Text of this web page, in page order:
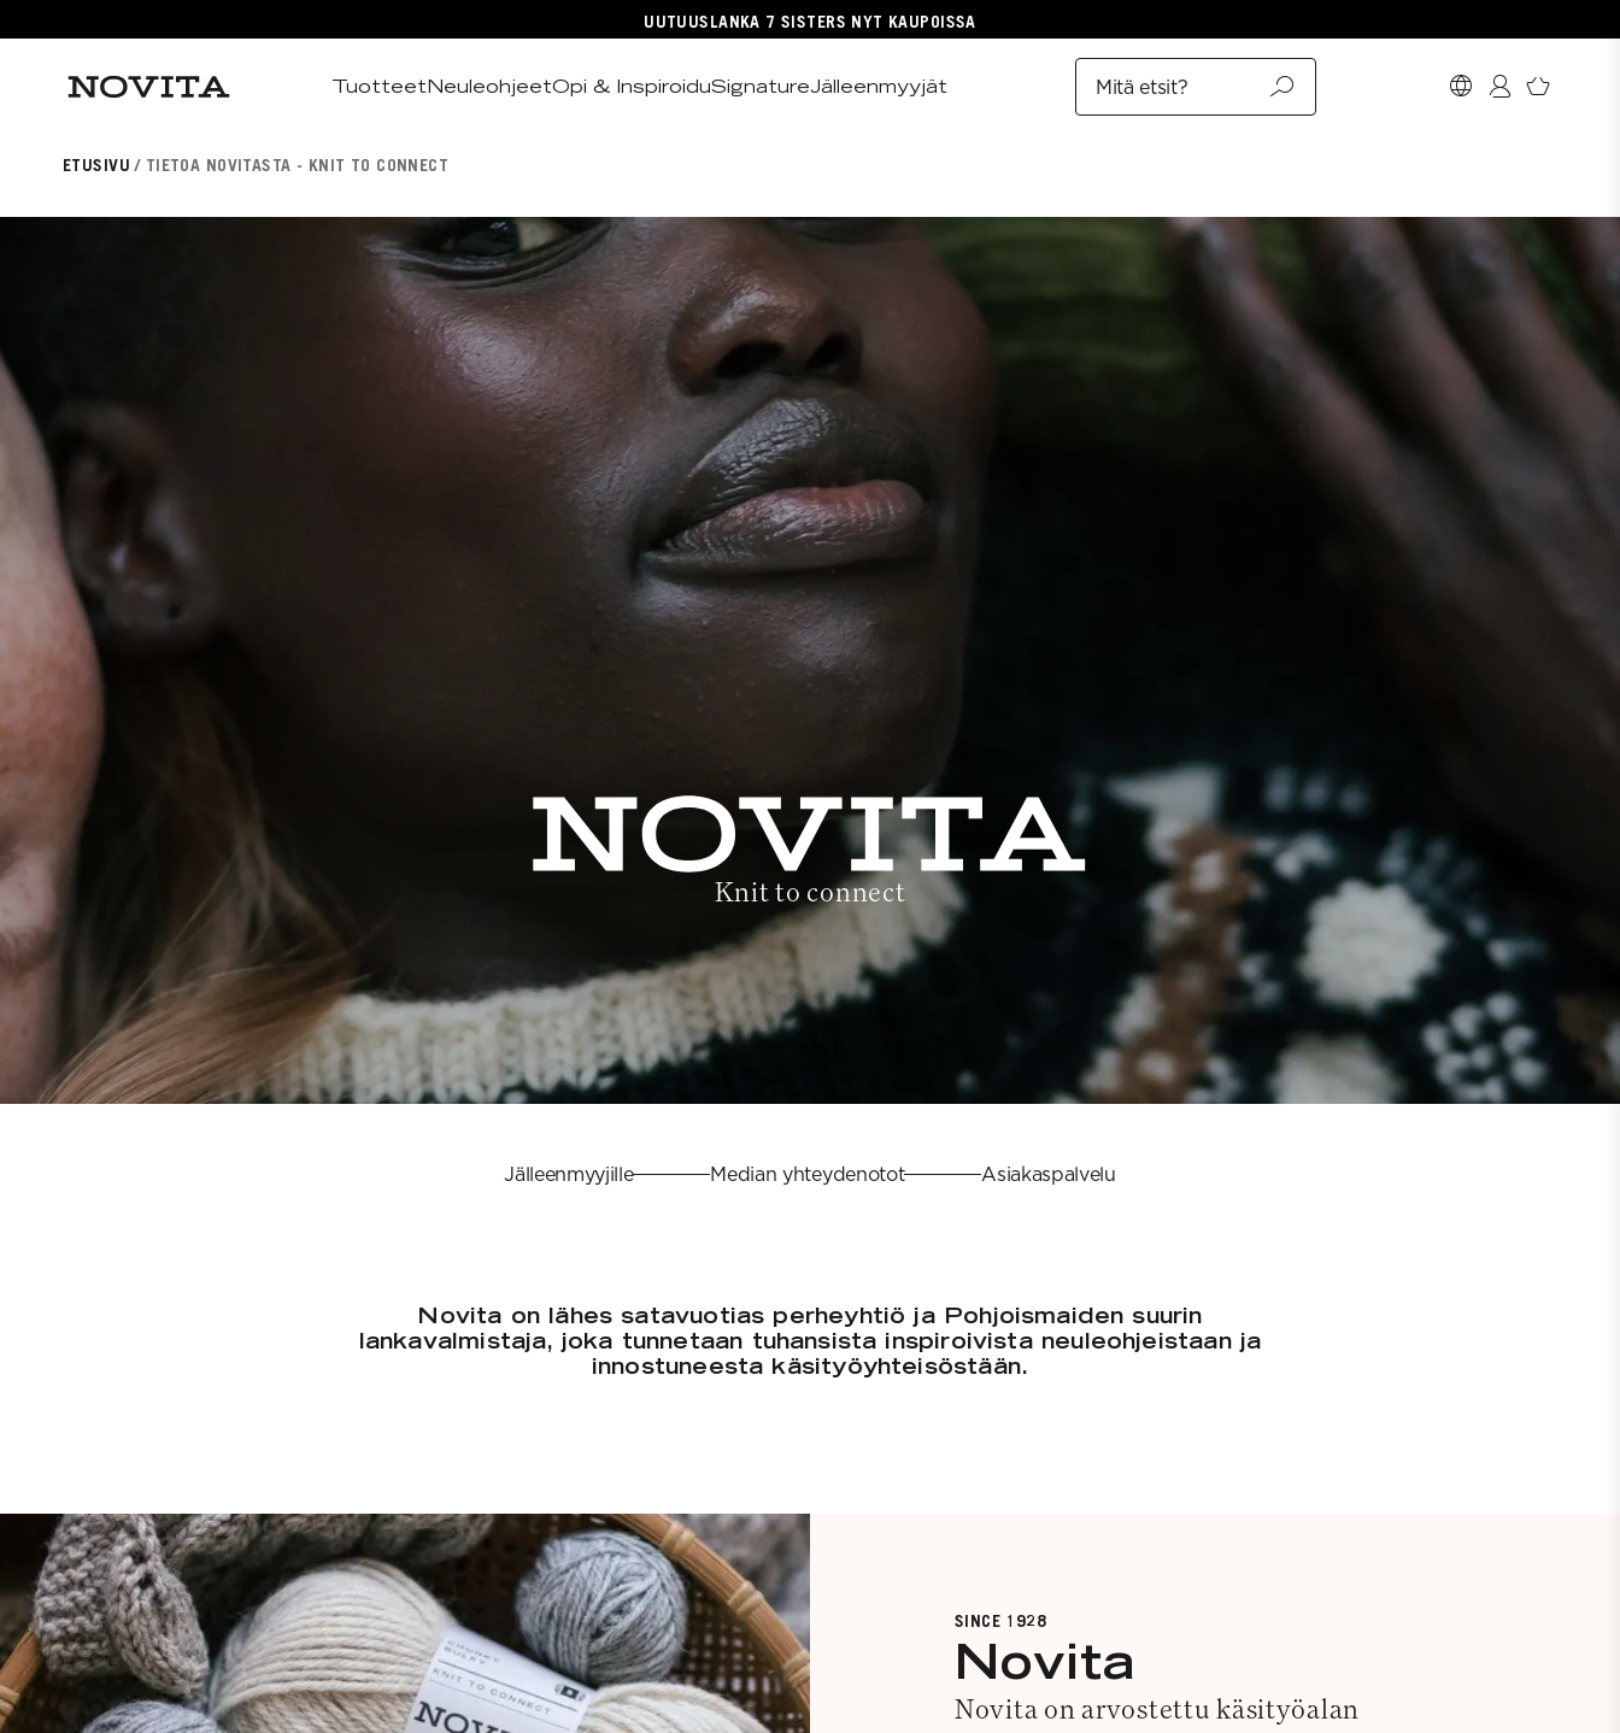
UUTUUSLANKA 7 SISTERS NYT KAUPOISSA
TuotteetNeuleohjeetOpi & InspiroiduSignatureJälleenmyyjät Mitä etsit?
ETUSIVU TIETOA NOVITASTA - KNIT TO CONNECT
Knit to connect
Jälleenmyyjille Median yhteydenotot Asiakaspalvelu
Novita on lähes satavuotias perheyhtiö ja Pohjoismaiden suurin
lankavalmistaja, joka tunnetaan tuhansista inspiroivista neuleohjeistaan ja
innostuneesta käsityöyhteisöstään.
SINCE 1928
Novita
Novita on arvostettu käsityöalan